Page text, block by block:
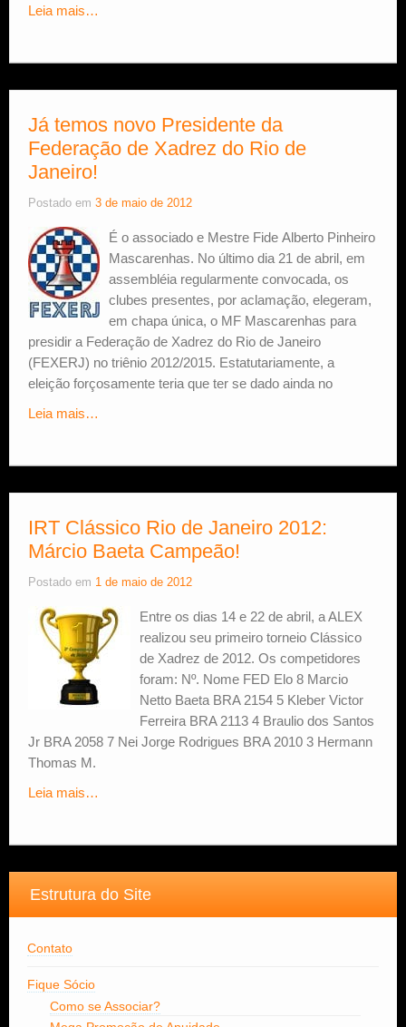
Leia mais…
Já temos novo Presidente da
Federação de Xadrez do Rio de
Janeiro!
Postado em 3 de maio de 2012
É o associado e Mestre Fide Alberto Pinheiro
Mascarenhas. No último dia 21 de abril, em
assembléia regularmente convocada, os
clubes presentes, por aclamação, elegeram,
em chapa única, o MF Mascarenhas para
presidir a Federação de Xadrez do Rio de Janeiro
(FEXERJ) no triênio 2012/2015. Estatutariamente, a
eleição forçosamente teria que ter se dado ainda no
Leia mais…
IRT Clássico Rio de Janeiro 2012:
Márcio Baeta Campeão!
Postado em 1 de maio de 2012
Entre os dias 14 e 22 de abril, a ALEX
realizou seu primeiro torneio Clássico
de Xadrez de 2012. Os competidores
foram: Nº. Nome FED Elo 8 Marcio
Netto Baeta BRA 2154 5 Kleber Victor
Ferreira BRA 2113 4 Braulio dos Santos
Jr BRA 2058 7 Nei Jorge Rodrigues BRA 2010 3 Hermann
Thomas M.
Leia mais…
Estrutura do Site
Contato
Fique Sócio
Como se Associar?